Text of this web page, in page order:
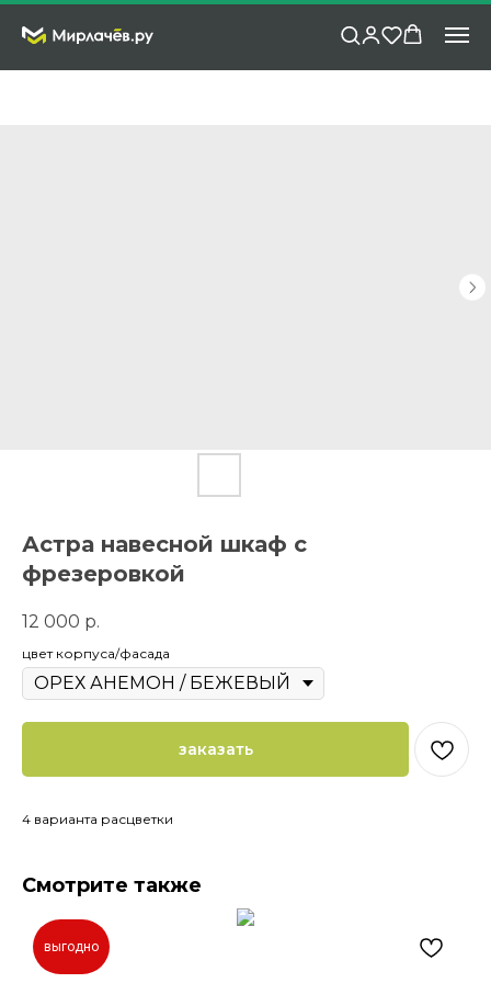
Астра навесной шкаф с
фрезеровкой
12 000 р.
цвет корпуса/фасада
заказать
4 варианта расцветки
Смотрите также
выгодно